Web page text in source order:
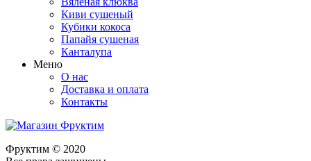
Киви сушеный
Кубики кокоса
Папайя сушеная
Канталупа
Меню
О нас
Доставка и оплата
Контакты
Фруктим © 2020